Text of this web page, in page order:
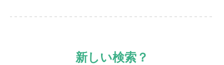
新しい検索？